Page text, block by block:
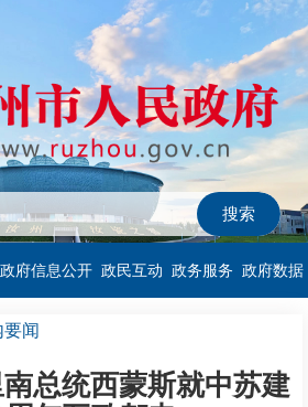
政府信息公开 政民互动 政务服务 政府数据
要闻
总统西蒙斯就中苏建